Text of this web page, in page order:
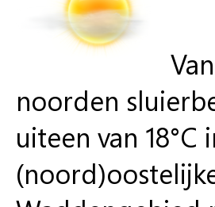
noorden
uiteen van